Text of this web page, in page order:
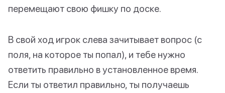
перемещают свою фишку по доске.
В свой ход игрок слева зачитывает вопрос (с
поля, на которое ты попал), и тебе нужно
ответить правильно в установленное время.
Если ты ответил правильно, ты получаешь